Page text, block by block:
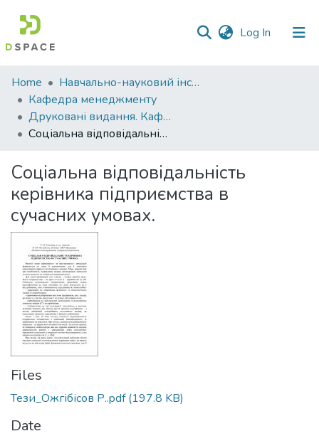
Log In (current)
Communities
&
Collections
All of DSpace
Statistics
Home
Навчально-науковий інститут економіки, управління, права та інформаційних технологій
Кафедра менеджменту
Друковані видання. Кафедра менеджменту ім. І.А. Маркіної
Соціальна відповідальність керівника підприємства в сучасних умовах.
Соціальна відповідальність
керівника підприємства в
сучасних умовах.
Files
Тези_Ожгібісов Р..pdf(197.8 KB)
Date